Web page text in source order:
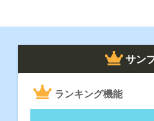
サン
ランキング機能